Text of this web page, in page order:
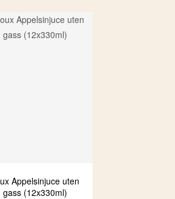
Appelsinjuce uten
gass (12x330ml)